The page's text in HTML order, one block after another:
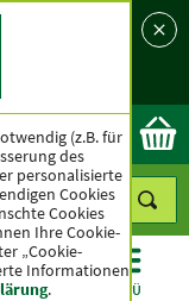
MENÜ
(z.B. für
des
personalisierte
Cookies
Cookies
Ihre Cookie-
„Cookie-
Informationen
.